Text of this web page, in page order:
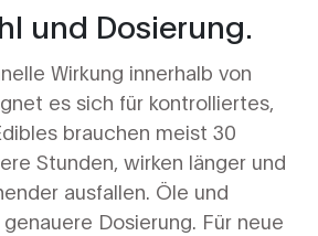
und Dosierung.
Wirkung innerhalb von
es sich für kontrolliertes,
brauchen meist 30
Stunden, wirken länger und
ausfallen. Öle und
Dosierung. Für neue